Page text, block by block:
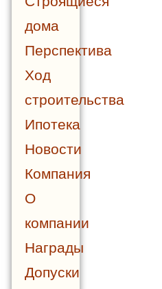
дома
Перспектива
Ход
строительства
Ипотека
Новости
Компания
О
компании
Награды
Допуски